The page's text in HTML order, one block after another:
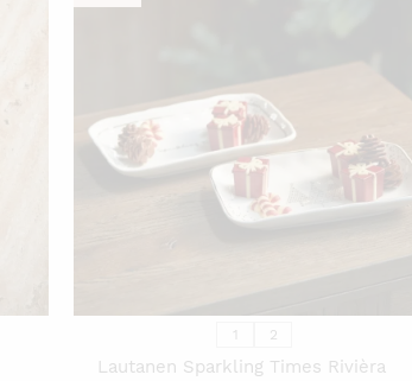
TÄLLÄ
TUOTTEELLA
ON
TUOTTEEN
1 2
Lautanen Sparkling Times Rivièra